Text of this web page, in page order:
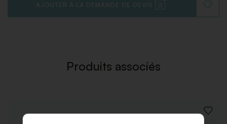
AJOUTER À LA DEMANDE DE DEVIS
À
Produits associés